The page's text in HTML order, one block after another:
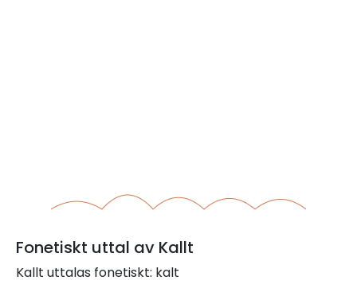
Fonetiskt uttal av Kallt
Kallt uttalas fonetiskt: kalt